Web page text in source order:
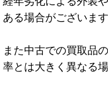
ある場合がございます
また中古での買取品
率とは大きく異なる